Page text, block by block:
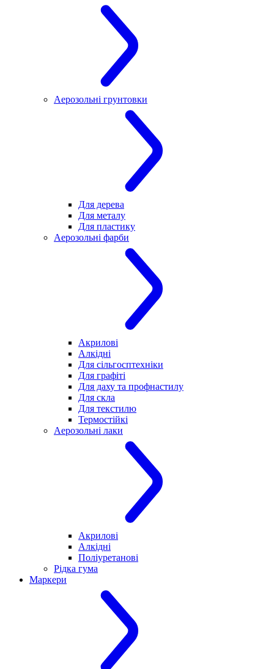
Аерозольні грунтовки
Для дерева
Для металу
Для пластику
Аерозольні фарби
Акрилові
Алкідні
Для cільгосптехніки
Для графіті
Для даху та профнастилу
Для скла
Для текстилю
Термостійкі
Аерозольні лаки
Акрилові
Алкідні
Поліуретанові
Рідка гума
Маркери